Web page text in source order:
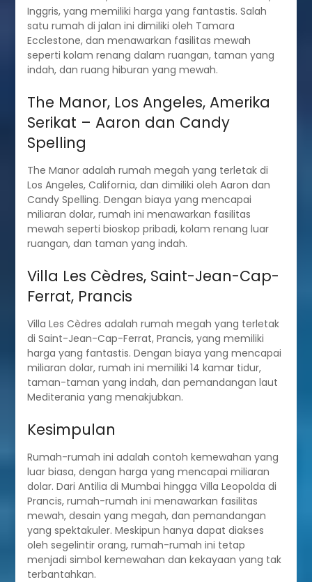
Inggris, yang memiliki harga yang fantastis. Salah
satu rumah di jalan ini dimiliki oleh Tamara
Ecclestone, dan menawarkan fasilitas mewah
seperti kolam renang dalam ruangan, taman yang
indah, dan ruang hiburan yang mewah.
The Manor, Los Angeles, Amerika
Serikat – Aaron dan Candy
Spelling
The Manor adalah rumah megah yang terletak di
Los Angeles, California, dan dimiliki oleh Aaron dan
Candy Spelling. Dengan biaya yang mencapai
miliaran dolar, rumah ini menawarkan fasilitas
mewah seperti bioskop pribadi, kolam renang luar
ruangan, dan taman yang indah.
Villa Les Cèdres, Saint-Jean-Cap-
Ferrat, Prancis
Villa Les Cèdres adalah rumah megah yang terletak
di Saint-Jean-Cap-Ferrat, Prancis, yang memiliki
harga yang fantastis. Dengan biaya yang mencapai
miliaran dolar, rumah ini memiliki 14 kamar tidur,
taman-taman yang indah, dan pemandangan laut
Mediterania yang menakjubkan.
Kesimpulan
Rumah-rumah ini adalah contoh kemewahan yang
luar biasa, dengan harga yang mencapai miliaran
dolar. Dari Antilia di Mumbai hingga Villa Leopolda di
Prancis, rumah-rumah ini menawarkan fasilitas
mewah, desain yang megah, dan pemandangan
yang spektakuler. Meskipun hanya dapat diakses
oleh segelintir orang, rumah-rumah ini tetap
menjadi simbol kemewahan dan kekayaan yang tak
terbantahkan.